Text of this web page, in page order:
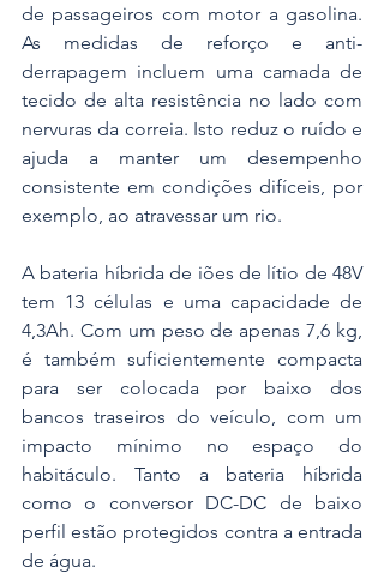
de passageiros com motor a gasolina.
As medidas de reforço e anti-
derrapagem incluem uma camada de
tecido de alta resistência no lado com
nervuras da correia. Isto reduz o ruído e
ajuda a manter um desempenho
consistente em condições difíceis, por
exemplo, ao atravessar um rio.
A bateria híbrida de iões de lítio de 48V
tem 13 células e uma capacidade de
4,3Ah. Com um peso de apenas 7,6 kg,
é também suficientemente compacta
para ser colocada por baixo dos
bancos traseiros do veículo, com um
impacto mínimo no espaço do
habitáculo. Tanto a bateria híbrida
como o conversor DC-DC de baixo
perfil estão protegidos contra a entrada
de água.